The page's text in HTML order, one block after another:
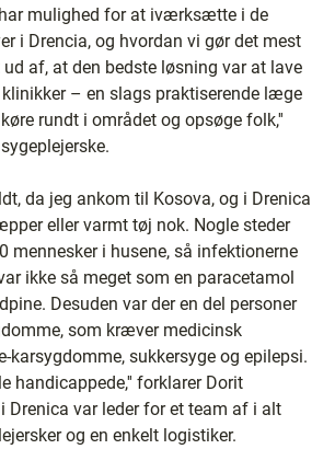
mulighed for at iværksætte i de
i Drencia, og hvordan vi gør det mest
af, at den bedste løsning var at lave
– en slags praktiserende læge
rundt i området og opsøge folk,''
da jeg ankom til Kosova, og i Drenica
eller varmt tøj nok. Nogle steder
mennesker i husene, så infektionerne
ikke så meget som en paracetamol
Desuden var der en del personer
som kræver medicinsk
karsygdomme, sukkersyge og epilepsi.
handicappede,'' forklarer Dorit
Drenica var leder for et team af i alt
og en enkelt logistiker.